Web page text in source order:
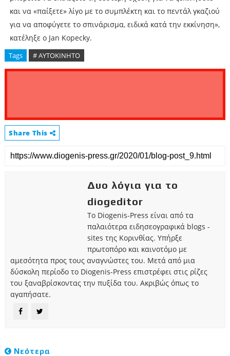
και να «παίξετε» λίγο με το συμπλέκτη και το πεντάλ γκαζιού
για να αποφύγετε το σπινάρισμα, ειδικά κατά την εκκίνηση»,
κατέληξε ο Jan Kopecky.
Tags # ΑΥΤΟΚΙΝΗΤΟ
Share This
Δυο λόγια για το
diogeditor
Το Diogenis-Press είναι από τα
παλαιότερα ειδησεογραφικά blogs -
sites της Κορινθίας. Υπήρξε
πρωτοπόρο και καινοτόμο με
αμεσότητα προς τους αναγνώστες του. Μετά από μια
δύσκολη περίοδο το Diogenis-Press επιστρέφει στις ρίζες
του ξαναβρίσκοντας την πυξίδα του. Ακριβώς όπως το
αγαπήσατε.
Νεότερα